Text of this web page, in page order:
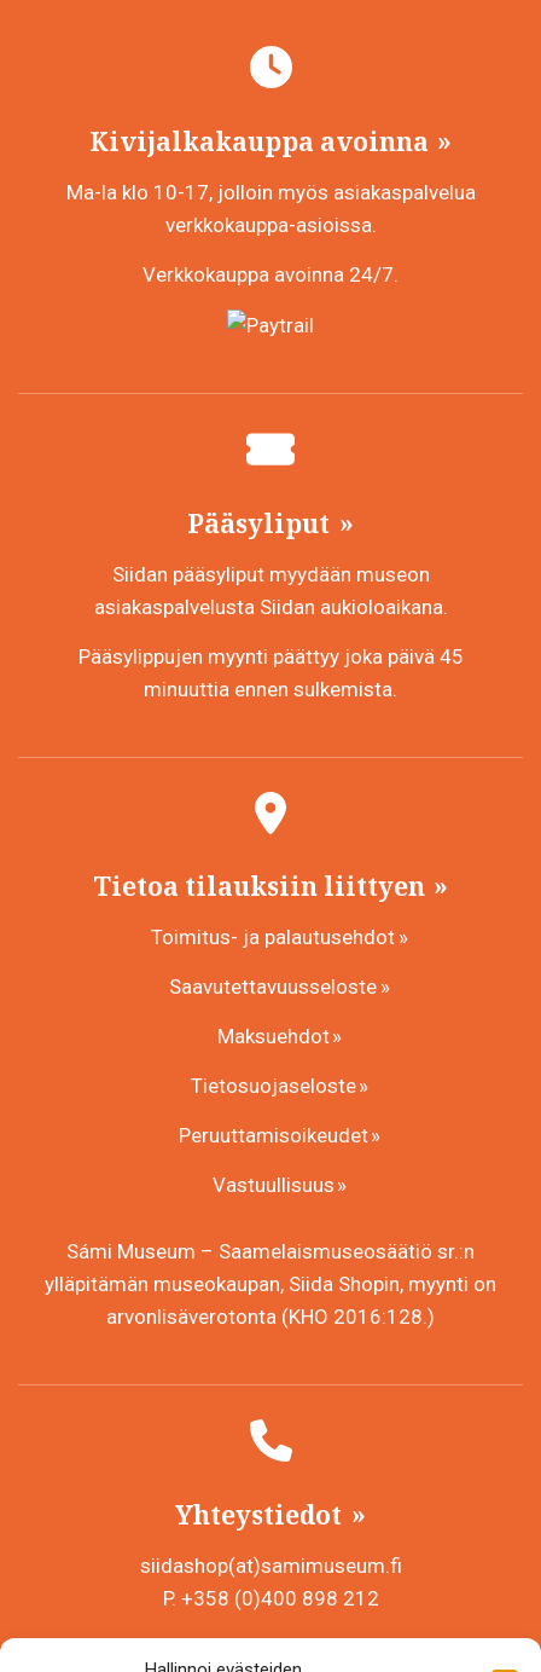
Kivijalkakauppa avoinna
Ma-la klo 10-17, jolloin myös asiakaspalvelua
verkkokauppa-asioissa.
Verkkokauppa avoinna 24/7.
Pääsyliput
Siidan pääsyliput myydään museon
asiakaspalvelusta Siidan aukioloaikana.
Pääsylippujen myynti päättyy joka päivä 45
minuuttia ennen sulkemista.
Tietoa tilauksiin liittyen
Toimitus- ja palautusehdot
Saavutettavuusseloste
Maksuehdot
Tietosuojaseloste
Peruuttamisoikeudet
Vastuullisuus
Sámi Museum – Saamelaismuseosäätiö sr.:n
ylläpitämän museokaupan, Siida Shopin, myynti on
arvonlisäverotonta (KHO 2016:128.)
Yhteystiedot
siidashop(at)samimuseum.fi
P. +358 (0)400 898 212